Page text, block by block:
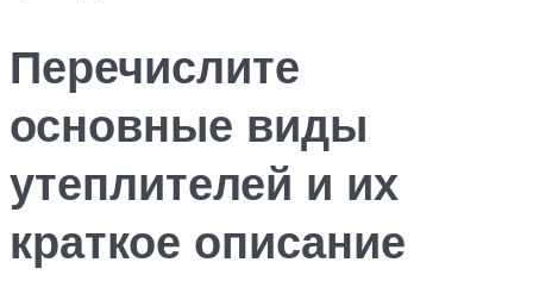
Перечислите
основные виды
утеплителей и их
краткое описание